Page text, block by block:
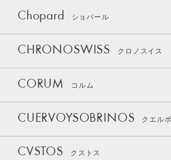
Chopard ショパール
CHRONOSWISS クロノスイス
CORUM コルム
CUERVOYSOBRINOS クエル
CVSTOS クストス